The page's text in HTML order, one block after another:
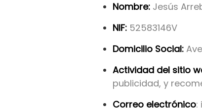
Nombre: Jesús
NIF: 52583146V
Domicilio Social:
Actividad del sitio
publicidad, y
Correo electrónico: